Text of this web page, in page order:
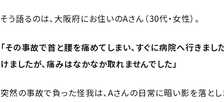
そう語るのは、大阪府にお住いのAさん（30代・女性）。
「その事故で首と腰を痛めてしまい、すぐに病院へ行きまし
けましたが、痛みはなかなか取れませんでした」
突然の事故で負った怪我は、Aさんの日常に暗い影を落とし